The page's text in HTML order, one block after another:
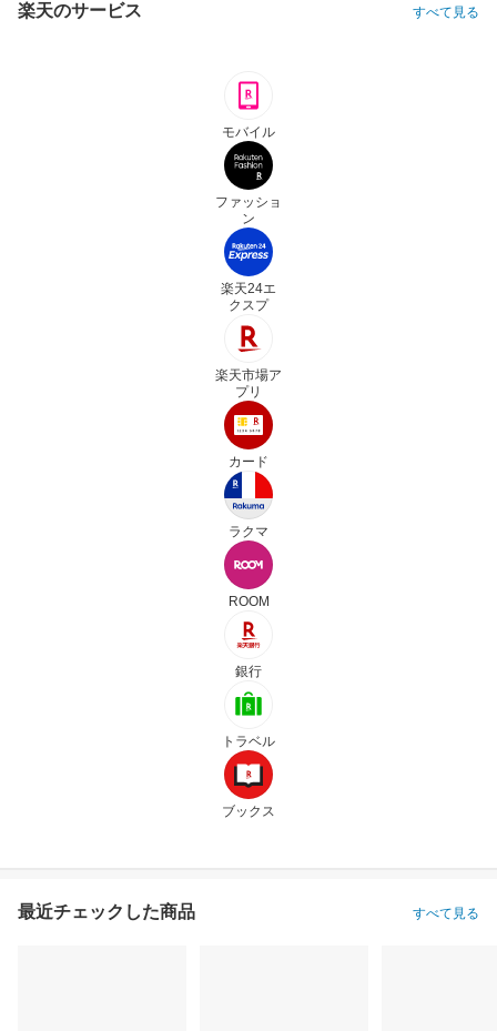
楽天のサービス すべて見る
モバイル
ファッショ
ン
楽天24エ
クスプ
楽天市場ア
プリ
カード
ラクマ
ROOM
銀行
トラベル
ブックス
最近チェックした商品 すべて見る